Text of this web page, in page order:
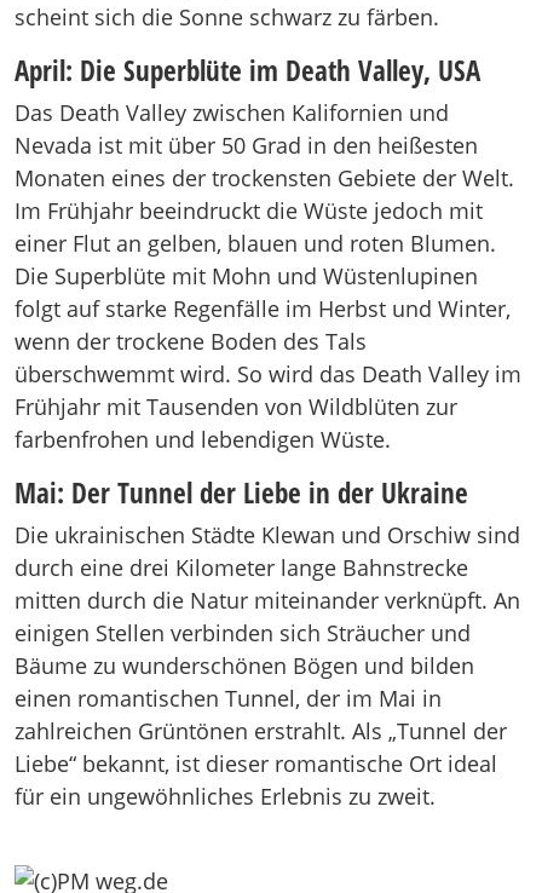
scheint sich die Sonne schwarz zu färben.
April: Die Superblüte im Death Valley, USA
Das Death Valley zwischen Kalifornien und
Nevada ist mit über 50 Grad in den heißesten
Monaten eines der trockensten Gebiete der Welt.
Im Frühjahr beeindruckt die Wüste jedoch mit
einer Flut an gelben, blauen und roten Blumen.
Die Superblüte mit Mohn und Wüstenlupinen
folgt auf starke Regenfälle im Herbst und Winter,
wenn der trockene Boden des Tals
überschwemmt wird. So wird das Death Valley im
Frühjahr mit Tausenden von Wildblüten zur
farbenfrohen und lebendigen Wüste.
Mai: Der Tunnel der Liebe in der Ukraine
Die ukrainischen Städte Klewan und Orschiw sind
durch eine drei Kilometer lange Bahnstrecke
mitten durch die Natur miteinander verknüpft. An
einigen Stellen verbinden sich Sträucher und
Bäume zu wunderschönen Bögen und bilden
einen romantischen Tunnel, der im Mai in
zahlreichen Grüntönen erstrahlt. Als „Tunnel der
Liebe“ bekannt, ist dieser romantische Ort ideal
für ein ungewöhnliches Erlebnis zu zweit.